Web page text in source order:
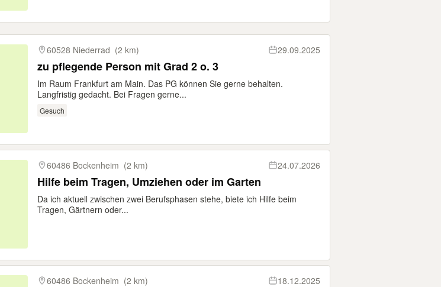
60528 Niederrad (2 km) 29.09.2025
zu pflegende Person mit Grad 2 o. 3
Im Raum Frankfurt am Main. Das PG können Sie gerne behalten.
Langfristig gedacht. Bei Fragen gerne...
Gesuch
60486 Bockenheim (2 km) 24.07.2026
Hilfe beim Tragen, Umziehen oder im Garten
Da ich aktuell zwischen zwei Berufsphasen stehe, biete ich Hilfe beim
Tragen, Gärtnern oder...
60486 Bockenheim (2 km) 18.12.2025